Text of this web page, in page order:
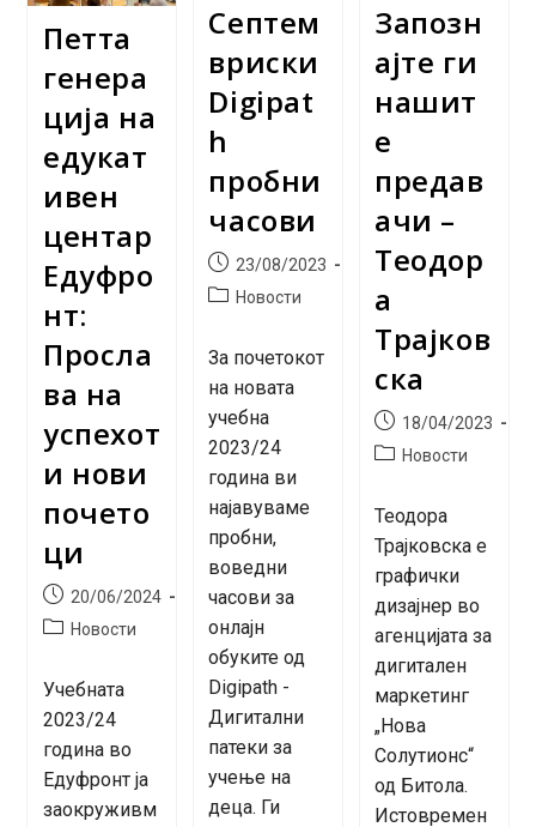
Петта
генера
ција на
едукат
ивен
центар
Едуфро
нт:
Просла
ва на
успехот
и нови
почето
ци
Post
published:
20/06/2024
PostНовости
Учебната
2023/24
година во
Едуфронт ја
заокруживм
Септем
вриски
Digipat
h
пробни
часови
Post
published:
23/08/2023
PostНовости
За почетокот
на новата
учебна
2023/24
година ви
најавуваме
пробни,
воведни
часови за
онлајн
обуките од
Digipath -
Дигитални
патеки за
учење на
деца. Ги
Запозн
ајте ги
нашит
е
предав
ачи –
Теодор
а
Трајков
ска
Post
published:
18/04/2023
PostНовости
Теодора
Трајковска е
графички
дизајнер во
агенцијата за
дигитален
маркетинг
„Нова
Солутионс“
од Битола.
Истовремен